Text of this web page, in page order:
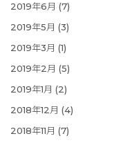
2019年6月 (7)
2019年5月 (3)
2019年3月 (1)
2019年2月 (5)
2019年1月 (2)
2018年12月 (4)
2018年11月 (7)